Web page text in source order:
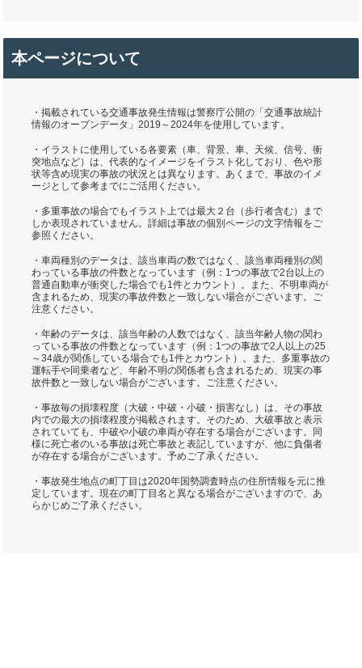
本ページについて
・掲載されている交通事故発生情報は警察庁公開の「交通事故統計
情報のオープンデータ」2019～2024年を使用しています。
・イラストに使用している各要素（車、背景、車、天候、信号、衝
突地点など）は、代表的なイメージをイラスト化しており、色や形
状等含め現実の事故の状況とは異なります。あくまで、事故のイメ
ージとして参考までにご活用ください。
・多重事故の場合でもイラスト上では最大２台（歩行者含む）まで
しか表現されていません。詳細は事故の個別ページの文字情報をご
参照ください。
・車両種別のデータは、該当車両の数ではなく、該当車両種別の関
わっている事故の件数となっています（例：1つの事故で2台以上の
普通自動車が衝突した場合でも1件とカウント）。また、不明車両が
含まれるため、現実の事故件数と一致しない場合がございます。ご
注意ください。
・年齢のデータは、該当年齢の人数ではなく、該当年齢人物の関わ
っている事故の件数となっています（例：1つの事故で2人以上の25
～34歳が関係している場合でも1件とカウント）。また、多重事故の
運転手や同乗者など、年齢不明の関係者も含まれるため、現実の事
故件数と一致しない場合がございます。ご注意ください。
・事故毎の損壊程度（大破・中破・小破・損害なし）は、その事故
内での最大の損壊程度が掲載されます。そのため、大破事故と表示
されていても、中破や小破の車両が存在する場合がございます。同
様に死亡者のいる事故は死亡事故と表記していますが、他に負傷者
が存在する場合がございます。予めご了承ください。
・事故発生地点の町丁目は2020年国勢調査時点の住所情報を元に推
定しています。現在の町丁目名と異なる場合がございますので、あ
らかじめご了承ください。